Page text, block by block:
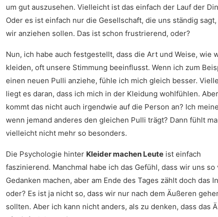
um gut auszusehen. Vielleicht ist das einfach der Lauf der
Oder es ist einfach nur die Gesellschaft, die uns ständig sagt,
wir anziehen sollen. Das ist schon frustrierend, oder?
Nun, ich habe auch festgestellt, dass die Art und Weise, wie
kleiden, oft unsere Stimmung beeinflusst. Wenn ich zum
einen neuen Pulli anziehe, fühle ich mich gleich besser.
liegt es daran, dass ich mich in der Kleidung wohlfühlen. Aber
kommt das nicht auch irgendwie auf die Person an? Ich
wenn jemand anderes den gleichen Pulli trägt? Dann fühlt
vielleicht nicht mehr so besonders.
Die Psychologie hinter Kleider machen Leute ist einfach
faszinierend. Manchmal habe ich das Gefühl, dass wir uns so
Gedanken machen, aber am Ende des Tages zählt doch das
oder? Es ist ja nicht so, dass wir nur nach dem Äußeren
sollten. Aber ich kann nicht anders, als zu denken, dass das